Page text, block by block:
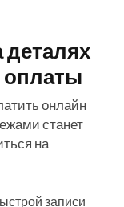
деталях
оплаты
онлайн
станет
на
записи